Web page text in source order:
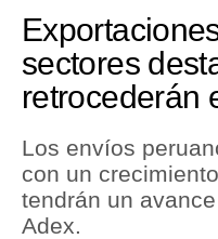
Economía
Mercados
Política
Tu Dinero
sectores
retrocederán
Los envíos
con un
tendrán un
Adex.